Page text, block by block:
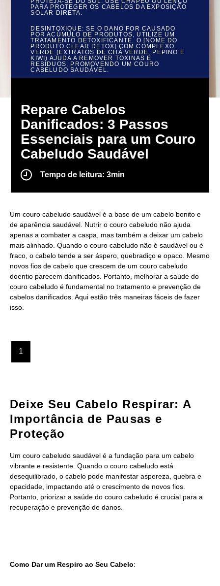
Repare Cabelos
Danificados: 3 Passos
Essenciais para um Couro
Cabeludo Saudável
PARA PROTEGER OS CABELOS DA EXPOSIÇÃO
SOLAR DIRETA.
DESINTOXIQUE: SE O DANO FOR CAUSADO
POR ACÚMULO DE PRODUTOS, UTILIZE UM
TRATAMENTO DETOXIFICANTE. O [NOME DO
PRODUTO CLEAR DETOX] COM COMPLEXO
VERDE (EXTRATOS DE CHÁ VERDE, PEPINO E
KIWI) AJUDA A REMOVER TOXINAS E
RESÍDUOS, PROMOVENDO UM COURO
CABELUDO SAUDÁVEL.
Tempo de leitura: 3min
Um couro cabeludo saudável é a base de um cabelo bonito e
de aparência saudável. Nutrir o couro cabeludo não ajuda
apenas a combater a caspa, mas também a deixar um cabelo
mais alinhado. Quando o couro cabeludo não é saudável ou é
fraco, o cabelo tende a ser áspero, quebradiço e opaco. Mesmo
novos fios de cabelo que crescem de um couro cabeludo
doentio parecem danificados. Portanto, melhorar a saúde do
couro cabeludo é fundamental no tratamento e prevenção de
cabelos danificados. Aqui estão três maneiras fáceis de fazer
isso.
1
Deixe Seu Cabelo Respirar: A
Importância de Pausas e
Proteção
Um couro cabeludo saudável é a fundação para um cabelo
vibrante e resistente. Quando o couro cabeludo está
desequilibrado, o cabelo pode manifestar aspereza, quebra e
opacidade, impactando até o crescimento de novos fios.
Portanto, priorizar a saúde do couro cabeludo é crucial para a
recuperação e prevenção de danos.
Como Dar um Respiro ao Seu Cabelo: